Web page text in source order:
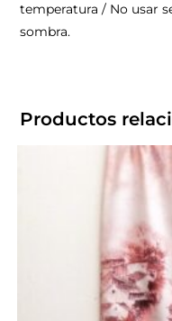
temperatura / No usar
sombra.
Productos